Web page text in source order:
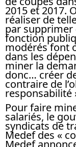
2015 et 2017.
réaliser de
par supprimer
fonction
modérés font
dans les
miner la
donc… créer
contraire de
responsabilité
Pour faire
salariés, le
syndicats de
Medef des «
Medef